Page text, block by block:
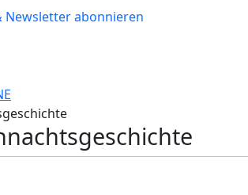
Newsletter abonnieren